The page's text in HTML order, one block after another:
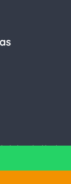
de instalación de
del sitio